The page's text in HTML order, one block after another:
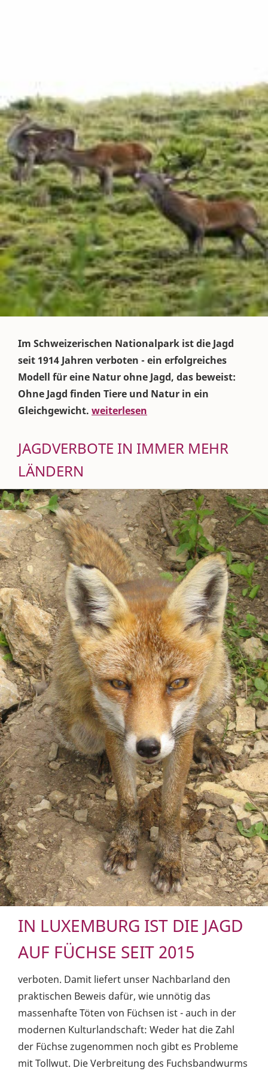
Im Schweizerischen Nationalpark ist die Jagd
seit 1914 Jahren verboten - ein erfolgreiches
Modell für eine Natur ohne Jagd, das beweist:
Ohne Jagd finden Tiere und Natur in ein
Gleichgewicht. weiterlesen
JAGDVERBOTE IN IMMER MEHR
LÄNDERN
IN LUXEMBURG IST DIE JAGD
AUF FÜCHSE SEIT 2015
verboten. Damit liefert unser Nachbarland den
praktischen Beweis dafür, wie unnötig das
massenhafte Töten von Füchsen ist - auch in der
modernen Kulturlandschaft: Weder hat die Zahl
der Füchse zugenommen noch gibt es Probleme
mit Tollwut. Die Verbreitung des Fuchsbandwurms